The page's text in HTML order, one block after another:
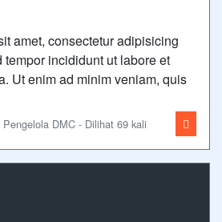
amet, consectetur adipisicing
incididunt ut labore et
Ut enim ad minim veniam, quis
DMC - Dilihat 69 kali